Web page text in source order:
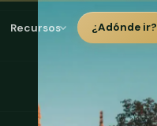
Recursos ¿Adónde ir?